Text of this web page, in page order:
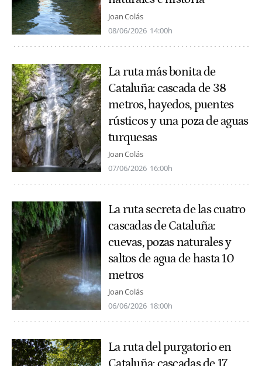
Joan Colás
08/06/2026 14:00h
La ruta más bonita de
Cataluña: cascada de 38
metros, hayedos, puentes
rústicos y una poza de aguas
turquesas
Joan Colás
07/06/2026 16:00h
La ruta secreta de las cuatro
cascadas de Cataluña:
cuevas, pozas naturales y
saltos de agua de hasta 10
metros
Joan Colás
06/06/2026 18:00h
La ruta del purgatorio en